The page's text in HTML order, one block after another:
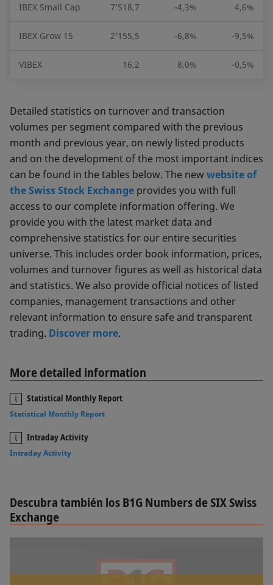
IBEX Small Cap 7’518,7 -4,3% 4,6%
IBEX Grow 15 2’155,5 -6,8% -9,5%
VIBEX 16,2 8,0% -0,5%
Detailed statistics on turnover and transaction
volumes per segment compared with the previous
month and previous year, on newly listed products
and on the development of the most important indices
can be found in the tables below. The newwebsite of
the Swiss Stock Exchange provides you with full
access to our complete information offering. We
provide you with the latest market data and
comprehensive statistics for our entire securities
universe. This includes order book information, prices,
volumes and turnover figures as well as historical data
and statistics. We also provide official notices of listed
companies, management transactions and other
relevant information to ensure safe and transparent
trading. Discover more.
More detailed information
Statistical Monthly Report
Statistical Monthly Report
Intraday Activity
Intraday Activity
Descubra también los B1G Numbers de SIX Swiss
Exchange